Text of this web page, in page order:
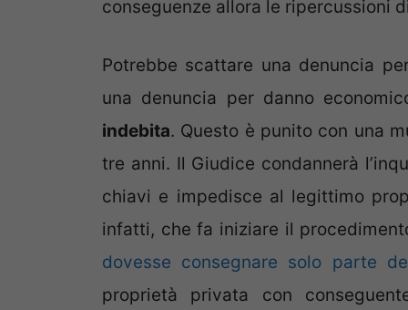
conseguenze allora le ripercussioni
Potrebbe scattare una denuncia
una denuncia per danno
indebita. Questo è punito con una
tre anni. Il Giudice condannerà
chiavi e impedisce al legittimo
infatti, che fa iniziare il
dovesse consegnare solo parte
proprietà privata con